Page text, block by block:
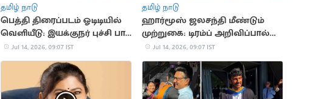
தமிழ் நாடு
பெத்தி திரைப்படம் ஓடிடியில்
வெளியீடு: இயக்குநர் புச்சி பாபு
சானா நெகிழ்ச்சி
Jul 14, 2026, 09:07 IST
தமிழ் நாடு
ஹார்மூஸ் ஜலசந்தி மீண்டும்
முற்றுகை: டிரம்ப் அறிவிப்பால்
பதற்றம்
Jul 14, 2026, 09:07 IST